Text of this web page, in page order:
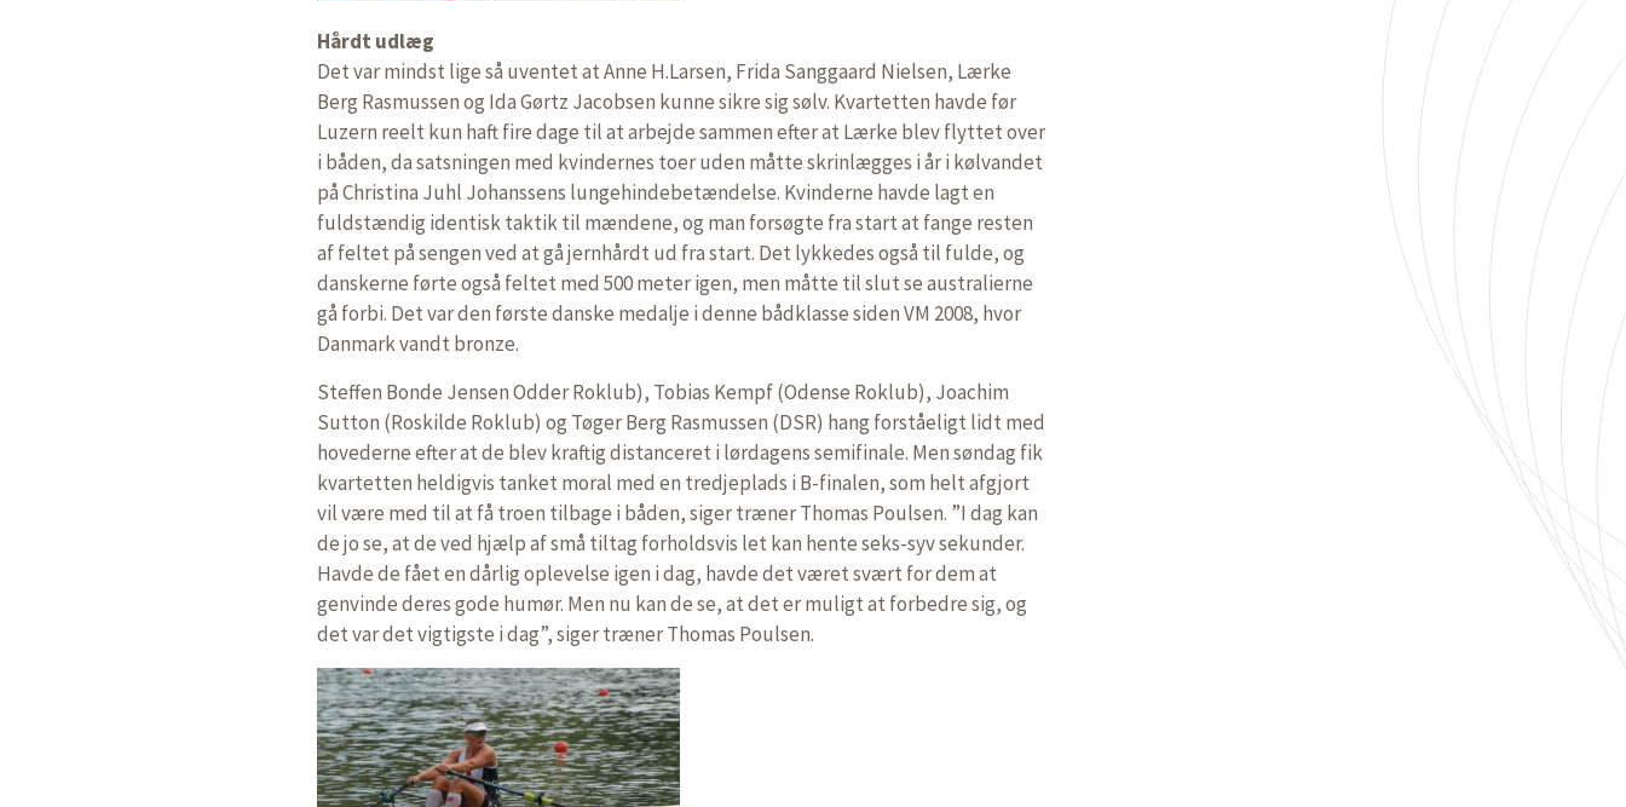
Hårdt udlæg
Det var mindst lige så uventet at Anne H.Larsen, Frida Sanggaard Nielsen, Lærke
Berg Rasmussen og Ida Gørtz Jacobsen kunne sikre sig sølv. Kvartetten havde før
Luzern reelt kun haft fire dage til at arbejde sammen efter at Lærke blev flyttet over
i båden, da satsningen med kvindernes toer uden måtte skrinlægges i år i kølvandet
på Christina Juhl Johanssens lungehindebetændelse. Kvinderne havde lagt en
fuldstændig identisk taktik til mændene, og man forsøgte fra start at fange resten
af feltet på sengen ved at gå jernhårdt ud fra start. Det lykkedes også til fulde, og
danskerne førte også feltet med 500 meter igen, men måtte til slut se australierne
gå forbi. Det var den første danske medalje i denne bådklasse siden VM 2008, hvor
Danmark vandt bronze.
Steffen Bonde Jensen Odder Roklub), Tobias Kempf (Odense Roklub), Joachim
Sutton (Roskilde Roklub) og Tøger Berg Rasmussen (DSR) hang forståeligt lidt med
hovederne efter at de blev kraftig distanceret i lørdagens semifinale. Men søndag fik
kvartetten heldigvis tanket moral med en tredjeplads i B-finalen, som helt afgjort
vil være med til at få troen tilbage i båden, siger træner Thomas Poulsen. ”I dag kan
de jo se, at de ved hjælp af små tiltag forholdsvis let kan hente seks-syv sekunder.
Havde de fået en dårlig oplevelse igen i dag, havde det været svært for dem at
genvinde deres gode humør. Men nu kan de se, at det er muligt at forbedre sig, og
det var det vigtigste i dag”, siger træner Thomas Poulsen.